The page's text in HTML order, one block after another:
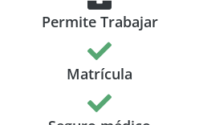
Permite Trabajar
Matrícula